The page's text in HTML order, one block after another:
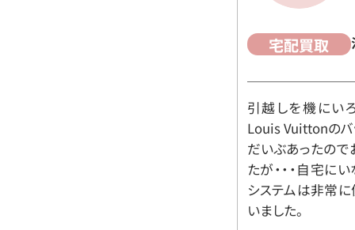
宅配買取
引越しを機にい
Louis Vuittonのバ
だいぶあったので
たが・・・自宅に
システムは非常に
いました。